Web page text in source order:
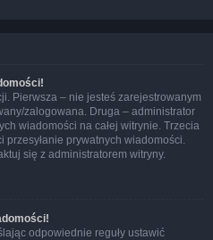
Pierwsza – nie jesteś zarejestrowanym
zalogowana. Druga – administrator
wiadomości na całej witrynie. Trzecia
przesyłanie prywatnych wiadomości.
się z administratorem witryny.
odpowiednie reguły ustawić